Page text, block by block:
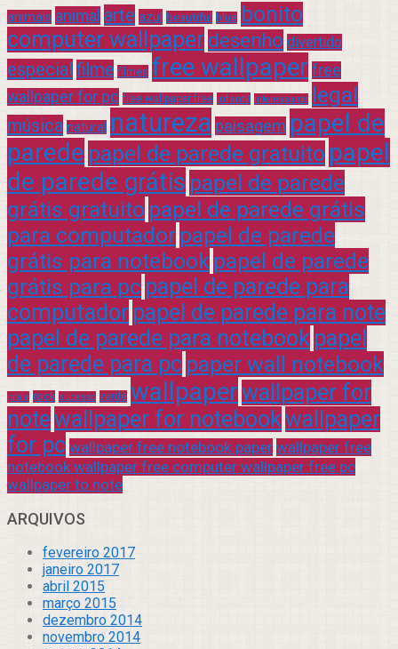
animais animal arte azul beautiful blue bonito
computer wallpaper desenho divertido
especial filme filmes free wallpaper free
wallpaper for pc free wallpaper free infantil interessante legal
música natural natureza paisagem papel de
parede papel de parede gratuito papel
de parede grátis papel de parede
grátis gratuito papel de parede grátis
para computador papel de parede
grátis para notebook papel de parede
grátis para pc papel de parede para
computador papel de parede para note
papel de parede para notebook papel
de parede para pc paper wall notebook
praia rock sucesso verde wallpaperwallpaper for
notewallpaper for notebookwallpaper
for pc wallpaper free notebook paper wallpaper free
notebook wallpaper free computer wallpaper free pc
wallpaper to note
ARQUIVOS
fevereiro 2017
janeiro 2017
abril 2015
março 2015
dezembro 2014
novembro 2014